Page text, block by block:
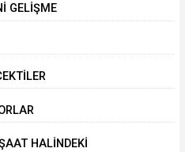
GELİŞME
HALİNDEKİ